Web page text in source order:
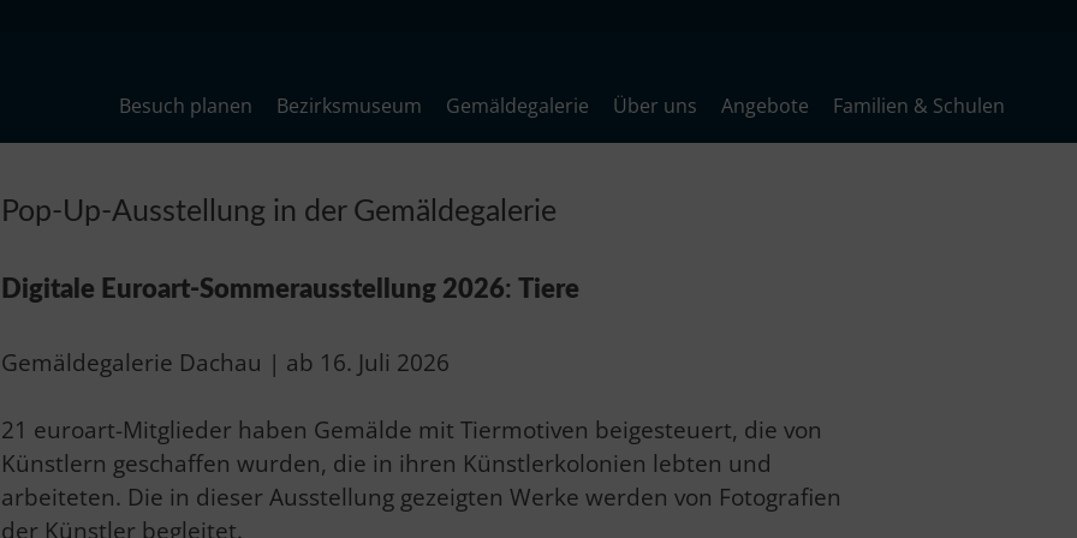
Besuch planen Bezirksmuseum Gemäldegalerie Über uns Angebote Familien & Schulen
Pop-Up-Ausstellung in der Gemäldegalerie
Digitale Euroart-Sommerausstellung 2026: Tiere
Gemäldegalerie Dachau | ab 16. Juli 2026
21 euroart-Mitglieder haben Gemälde mit Tiermotiven beigesteuert, die von
Künstlern geschaffen wurden, die in ihren Künstlerkolonien lebten und
arbeiteten. Die in dieser Ausstellung gezeigten Werke werden von Fotografien
der Künstler begleitet.